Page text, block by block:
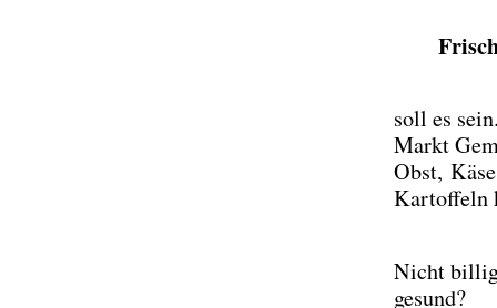
soll es
Markt
Obst,
Kartoffeln
Nicht
gesund?